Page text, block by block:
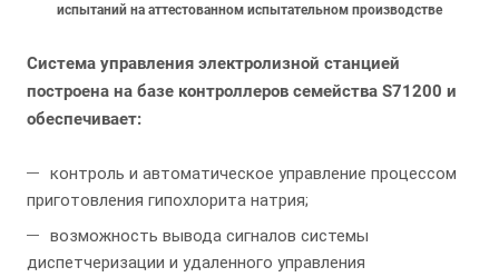
испытаний на аттестованном испытательном производстве
Система управления электролизной станцией
построена на базе контроллеров семейства S71200 и
обеспечивает:
контроль и автоматическое управление процессом
приготовления гипохлорита натрия;
возможность вывода сигналов системы
диспетчеризации и удаленного управления